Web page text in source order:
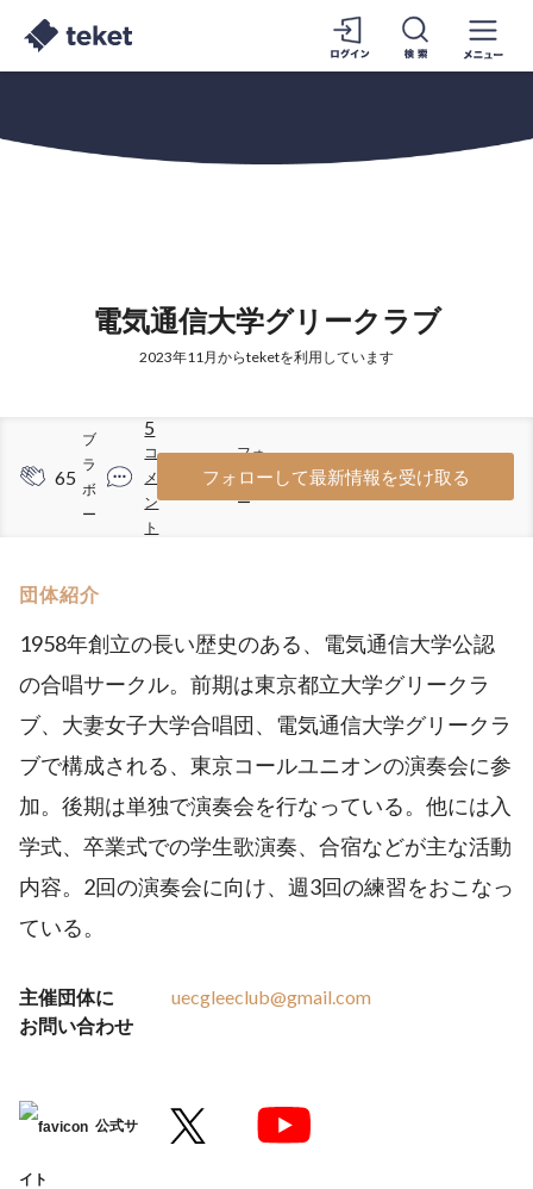
電気通信大学グリークラブ
2023年11月からteketを利用しています
65
ブ
ラ
ボ
ー
5
コ
メ
ン
ト
42
フォ
ロワ
ー
フォローして最新情報を受け取る
団体紹介
1958年創立の長い歴史のある、電気通信大学公認
の合唱サークル。前期は東京都立大学グリークラ
ブ、大妻女子大学合唱団、電気通信大学グリークラ
ブで構成される、東京コールユニオンの演奏会に参
加。後期は単独で演奏会を行なっている。他には入
学式、卒業式での学生歌演奏、合宿などが主な活動
内容。2回の演奏会に向け、週3回の練習をおこなっ
ている。
主催団体に
お問い合わせ
uecgleeclub@gmail.com
公式サ
イト